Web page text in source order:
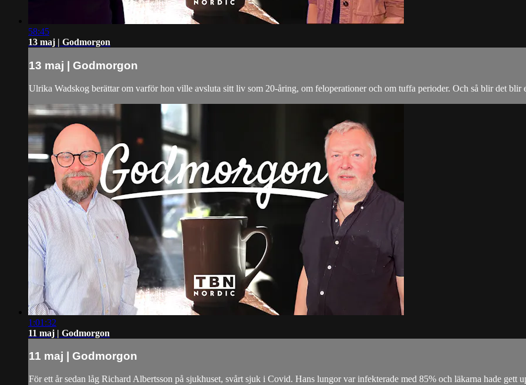
58:45
13 maj | Godmorgon
13 maj | Godmorgon
Ulrika Wadskog berättar om varför hon ville avsluta sitt liv som 20-åring, om feloperationer och om tuffa perioder. Och så blir det
1:01:32
11 maj | Godmorgon
11 maj | Godmorgon
För ett år sedan låg Richard Albertsson på sjukhuset, svårt sjuk i Covid. Hans lungor var infekterade med 85% och läkarna hade gett